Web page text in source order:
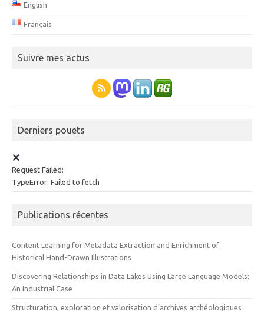
English
Français
Suivre mes actus
Derniers pouets
Request Failed:
TypeError: Failed to fetch
Publications récentes
Content Learning for Metadata Extraction and Enrichment of
Historical Hand-Drawn Illustrations
Discovering Relationships in Data Lakes Using Large Language Models:
An Industrial Case
Structuration, exploration et valorisation d’archives archéologiques